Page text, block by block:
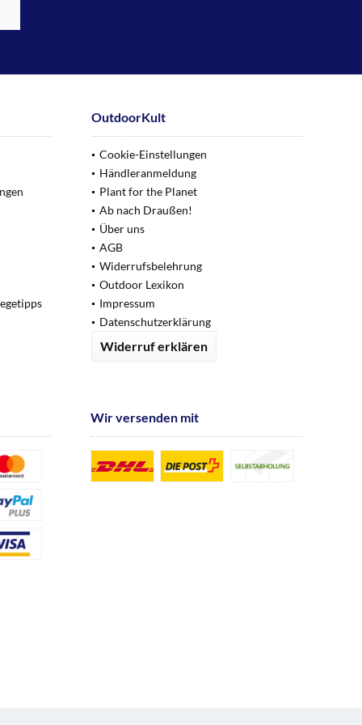
OutdoorKult
Cookie-Einstellungen
Händleranmeldung
Plant for the Planet
Ab nach Draußen!
Über uns
AGB
Widerrufsbelehrung
Outdoor Lexikon
Impressum
Datenschutzerklärung
Widerruf erklären
Wir versenden mit